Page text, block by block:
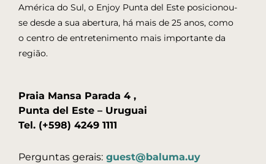
América do Sul, o Enjoy Punta del Este posicionou-
se desde a sua abertura, há mais de 25 anos, como
o centro de entretenimento mais importante da
região.
Praia Mansa Parada 4 ,
Punta del Este – Uruguai
Tel. (+598) 4249 1111
Perguntas gerais: guest@baluma.uy